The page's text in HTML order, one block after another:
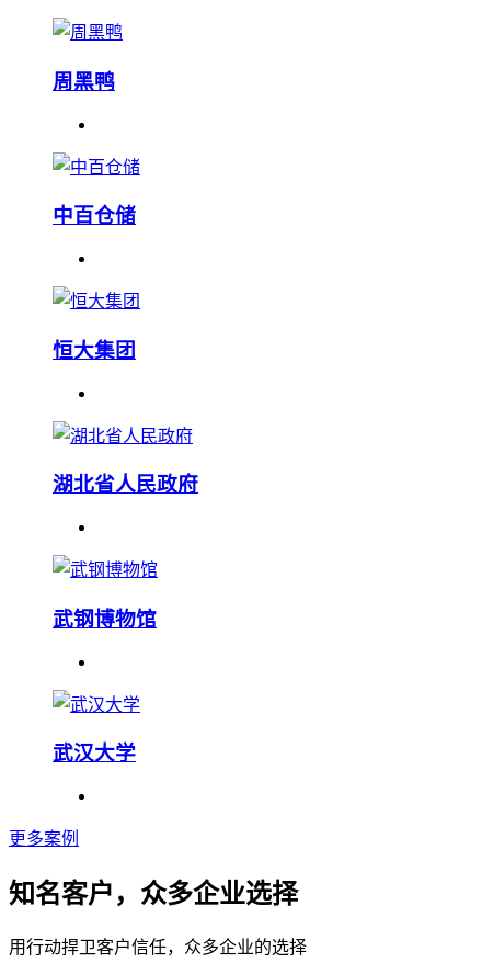
周黑鸭
中百仓储
恒大集团
湖北省人民政府
武钢博物馆
武汉大学
更多案例
知名客户，众多企业选择
用行动捍卫客户信任，众多企业的选择